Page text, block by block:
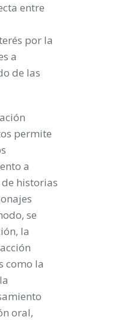
entre
por la
a
de las
permite
a
historias
se
la
como la
oral,